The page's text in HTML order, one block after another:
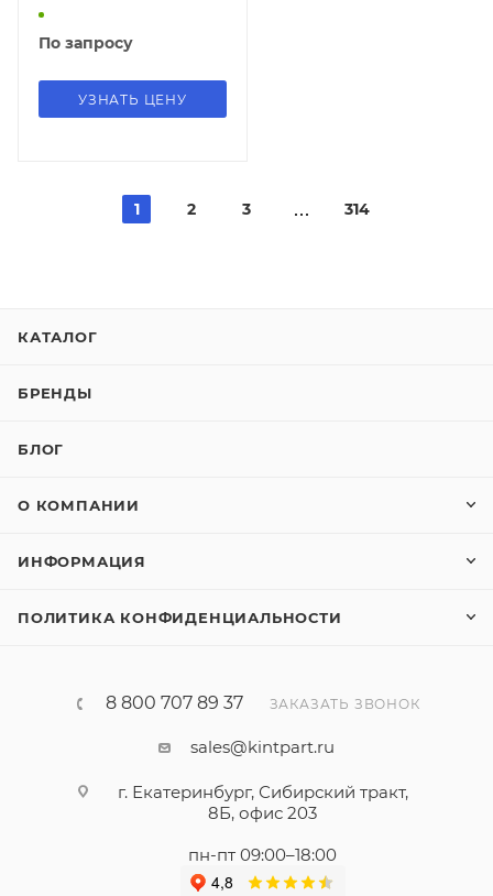
По запросу
УЗНАТЬ ЦЕНУ
1 2 3 314
КАТАЛОГ
БРЕНДЫ
БЛОГ
О КОМПАНИИ
ИНФОРМАЦИЯ
ПОЛИТИКА КОНФИДЕНЦИАЛЬНОСТИ
8 800 707 89 37 ЗАКАЗАТЬ ЗВОНОК
sales@kintpart.ru
г. Екатеринбург, Сибирский тракт,
8Б, офис 203
пн-пт 09:00–18:00